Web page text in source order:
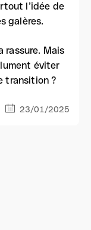
l’idée de
galères.
rassure. Mais
éviter
transition ?
23/01/2025